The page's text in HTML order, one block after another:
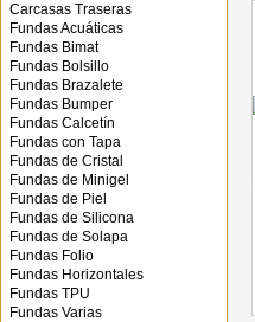
Carcasas Traseras
Fundas Acuáticas
Fundas Bimat
Fundas Bolsillo
Fundas Brazalete
Fundas Bumper
Fundas Calcetín
Fundas con Tapa
Fundas de Cristal
Fundas de Minigel
Fundas de Piel
Fundas de Silicona
Fundas de Solapa
Fundas Folio
Fundas Horizontales
Fundas TPU
Fundas Varias